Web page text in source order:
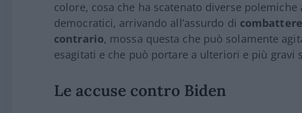
colore, cosa che ha scatenato diverse
democratici, arrivando all’assurdo di
contrario, mossa questa che può solamente
esagitati e che può portare a ulteriori e più gravi
Le accuse contro Biden